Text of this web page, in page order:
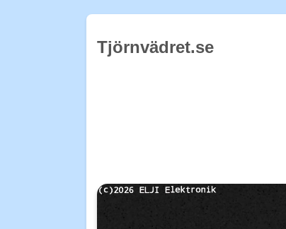
Tjörnvädret.se